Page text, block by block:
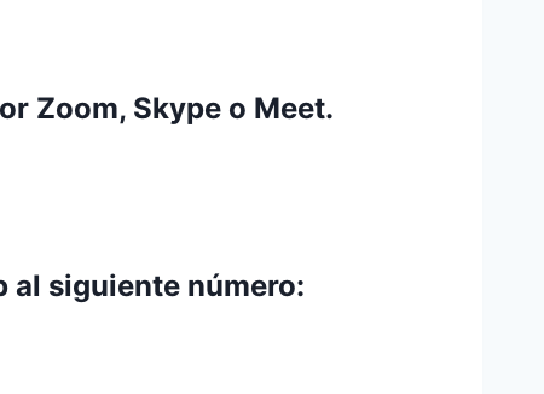
Zoom, Skype o Meet.
al siguiente número: